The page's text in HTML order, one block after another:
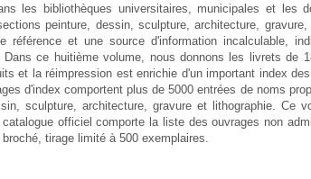
les bibliothèques universitaires, municipales et les
peinture, dessin, sculpture, architecture,
et une source d'information incalculable,
ce huitième volume, nous donnons les livrets de
et la réimpression est enrichie d'un important index
d'index comportent plus de 5000 entrées de noms
sculpture, architecture, gravure et lithographie. Ce
officiel comporte la liste des ouvrages non
tirage limité à 500 exemplaires.